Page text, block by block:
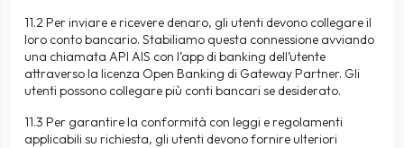
11.2 Per inviare e ricevere denaro, gli utenti devono collegare il
loro conto bancario. Stabiliamo questa connessione avviando
una chiamata API AIS con l’app di banking dell’utente
attraverso la licenza Open Banking di Gateway Partner. Gli
utenti possono collegare più conti bancari se desiderato.
11.3 Per garantire la conformità con leggi e regolamenti
applicabili su richiesta, gli utenti devono fornire ulteriori